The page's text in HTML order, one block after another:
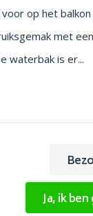
op het
met
waterbak is er...
Ja, ik